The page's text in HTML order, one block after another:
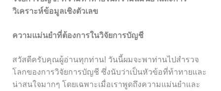
วิเคราะห์ข้อมูลเชิงตัวเลข
ความแม่นยำที่ต้องการในวิจัยการบัญชี
สวัสดีครับคุณผู้อ่านทุกท่าน! วันนี้ผมจะพาท่านไปสำรวจ
โลกของการวิจัยการบัญชี ซึ่งนับว่าเป็นหัวข้อที่ท้าทายและ
น่าสนใจมากๆ โดยเฉพาะเมื่อเราพูดถึงความแม่นยำและ